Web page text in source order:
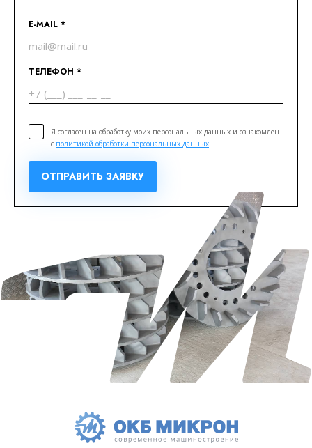
E-MAIL *
ТЕЛЕФОН *
Я согласен на обработку моих персональных данных и ознакомлен
с политикой обработки персональных данных
ОТПРАВИТЬ ЗАЯВКУ